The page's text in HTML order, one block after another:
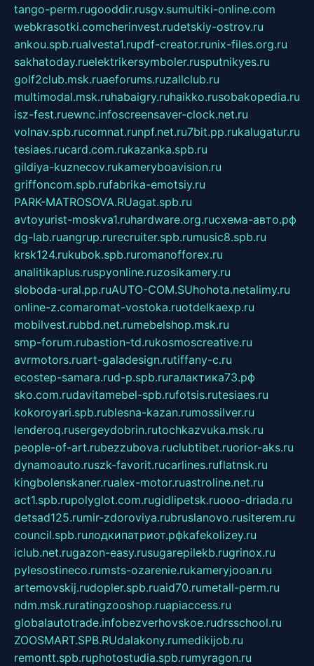
tango-perm.rugooddir.rusgv.sumultiki-online.com
webkrasotki.comcherinvest.rudetskiy-ostrov.ru
ankou.spb.rualvesta1.rupdf-creator.runix-files.org.ru
sakhatoday.ruelektrikersymboler.rusputnikyes.ru
golf2club.msk.ruaeforums.ruzallclub.ru
multimodal.msk.ruhabaigry.ruhaikko.rusobakopedia.ru
isz-fest.ruewnc.infoscreensaver-clock.net.ru
volnav.spb.rucomnat.runpf.net.ru7bit.pp.rukalugatur.ru
tesiaes.rucard.com.rukazanka.spb.ru
gildiya-kuznecov.rukameryboavision.ru
griffoncom.spb.rufabrika-emotsiy.ru
PARK-MATROSOVA.RUagat.spb.ru
avtoyurist-moskva1.ruhardware.org.ruсхема-авто.рф
dg-lab.ruangrup.rurecruiter.spb.rumusic8.spb.ru
krsk124.rukubok.spb.ruromanofforex.ru
analitikaplus.ruspyonline.ruzosikamery.ru
sloboda-ural.pp.ruAUTO-COM.SUhohota.netalimy.ru
online-z.comaromat-vostoka.ruotdelkaexp.ru
mobilvest.rubbd.net.rumebelshop.msk.ru
smp-forum.rubastion-td.rukosmoscreative.ru
avrmotors.ruart-galadesign.rutiffany-c.ru
ecostep-samara.rud-p.spb.ruгалактика73.рф
sko.com.rudavitamebel-spb.rufotsis.rutesiaes.ru
kokoroyari.spb.rublesna-kazan.rumossilver.ru
lenderoq.rusergeydobrin.rutochkazvuka.msk.ru
people-of-art.rubezzubova.ruclubtibet.ruorior-aks.ru
dynamoauto.ruszk-favorit.rucarlines.ruflatnsk.ru
kingbolenskaner.rualex-motor.ruastroline.net.ru
act1.spb.rupolyglot.com.rugidlipetsk.ruooo-driada.ru
detsad125.rumir-zdoroviya.rubruslanovo.rusiterem.ru
council.spb.ruлодкипатриот.рфkafekolizey.ru
iclub.net.rugazon-easy.rusugarepilekb.rugrinox.ru
pylesostineco.rumsts-ozarenie.rukameryjooan.ru
artemovskij.rudopler.spb.ruaid70.rumetall-perm.ru
ndm.msk.ruratingzooshop.ruapiaccess.ru
globalautotrade.infobezverhovskoe.rudrsschool.ru
ZOOSMART.SPB.RUdalakony.rumedikijob.ru
remontt.spb.ruphotostudia.spb.rumyragon.ru